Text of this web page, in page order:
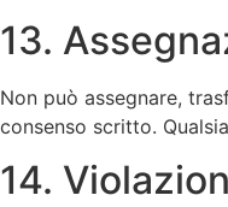
13.
Non può assegnare,
consenso scritto.
14.